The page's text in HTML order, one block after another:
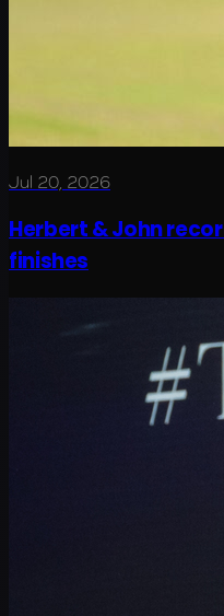
Jul 20, 2026
Herbert & John
finishes